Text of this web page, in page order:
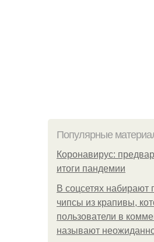
Популярные
Коронавирус:
итоги пандемии
В соцсетях набирают
чипсы из крапивы,
пользователи в
называют